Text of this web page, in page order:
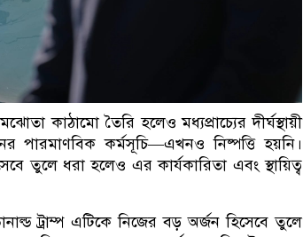
কাঠামো তৈরি হলেও মধ্যপ্রাচ্যের দীর্ঘস্থায়ী
পারমাণবিক কর্মসূচি—এখনও নিষ্পত্তি হয়নি।
তুলে ধরা হলেও এর কার্যকারিতা এবং স্থায়িত্ব
ট্রাম্প এটিকে নিজের বড় অর্জন হিসেবে তুলে